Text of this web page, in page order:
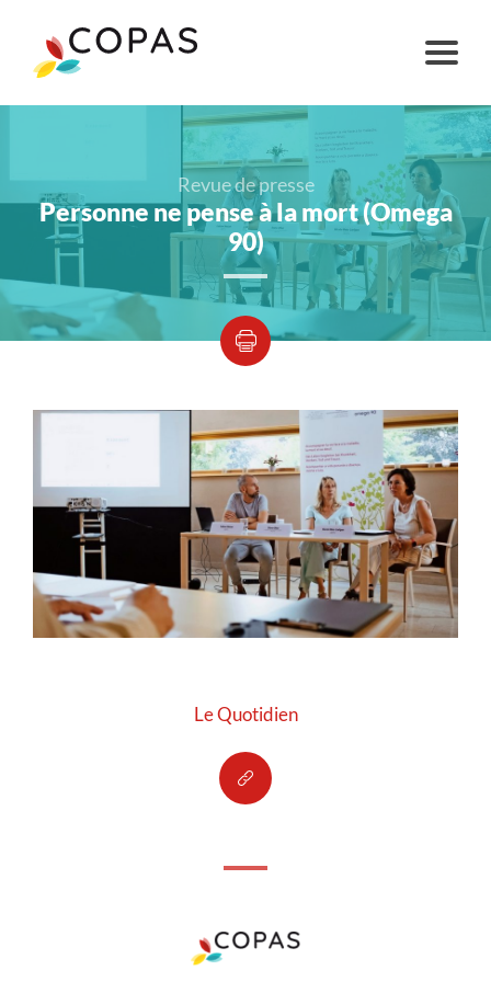
Revue de presse
Personne ne pense à la mort (Omega
90)
Le Quotidien